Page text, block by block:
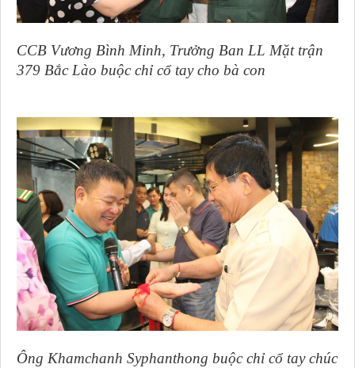
CCB Vương Bình Minh, Trưởng Ban LL Mặt trận
379 Bắc Lào buộc chỉ cổ tay cho bà con
Ông Khamchanh Syphanthong buộc chỉ cổ tay chúc